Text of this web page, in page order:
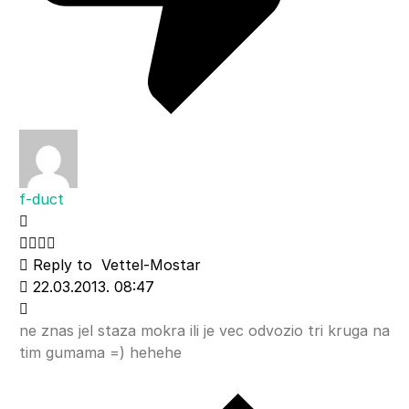
f-duct
Reply to Vettel-Mostar
22.03.2013. 08:47
ne znas jel staza mokra ili je vec odvozio tri kruga na
tim gumama =) hehehe